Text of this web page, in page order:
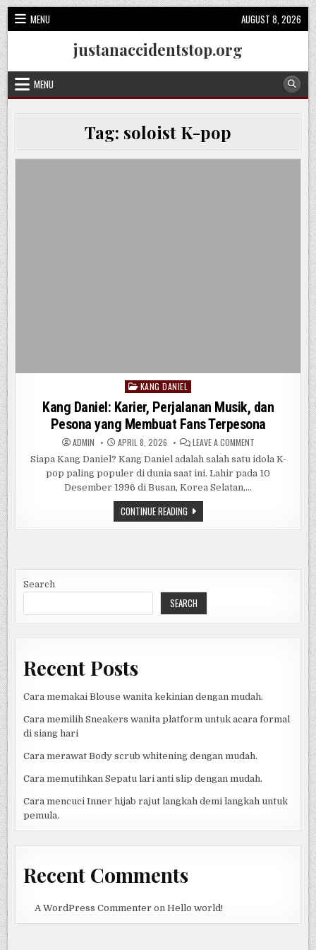
Skip
to
content
MENU AUGUST 8, 2026
justanaccidentstop.org
MENU
Tag: soloist K-pop
Posted
KANG DANIEL
Kang Daniel: Karier, Perjalanan Musik, dan
Pesona yang Membuat Fans Terpesona
ADMIN APRIL 8, 2026 LEAVE A COMMENTON
DANIEL:
PERJALANAN
Siapa Kang Daniel? Kang Daniel adalah salah satu idola K-
pop paling populer di dunia saat ini. Lahir pada 10
Desember 1996 di Busan, Korea Selatan,…
CONTINUE READINGKANG
DANIEL:
KARIER,
YANG
FANS
TERPESONA
Search
SEARCH
Recent Posts
Cara memakai Blouse wanita kekinian dengan mudah.
Cara memilih Sneakers wanita platform untuk acara formal
di siang hari
Cara merawat Body scrub whitening dengan mudah.
Cara memutihkan Sepatu lari anti slip dengan mudah.
Cara mencuci Inner hijab rajut langkah demi langkah untuk
pemula.
Recent Comments
A WordPress Commenter on Hello world!